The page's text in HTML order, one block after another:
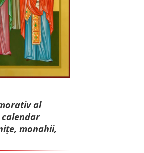
al
monahii,